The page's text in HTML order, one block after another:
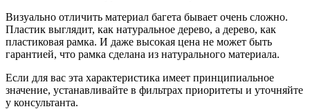
Визуально отличить материал багета бывает очень сложно.
Пластик выглядит, как натуральное дерево, а дерево, как
пластиковая рамка. И даже высокая цена не может быть
гарантией, что рамка сделана из натурального материала.
Если для вас эта характеристика имеет принципиальное
значение, устанавливайте в фильтрах приоритеты и уточняйте
у консультанта.